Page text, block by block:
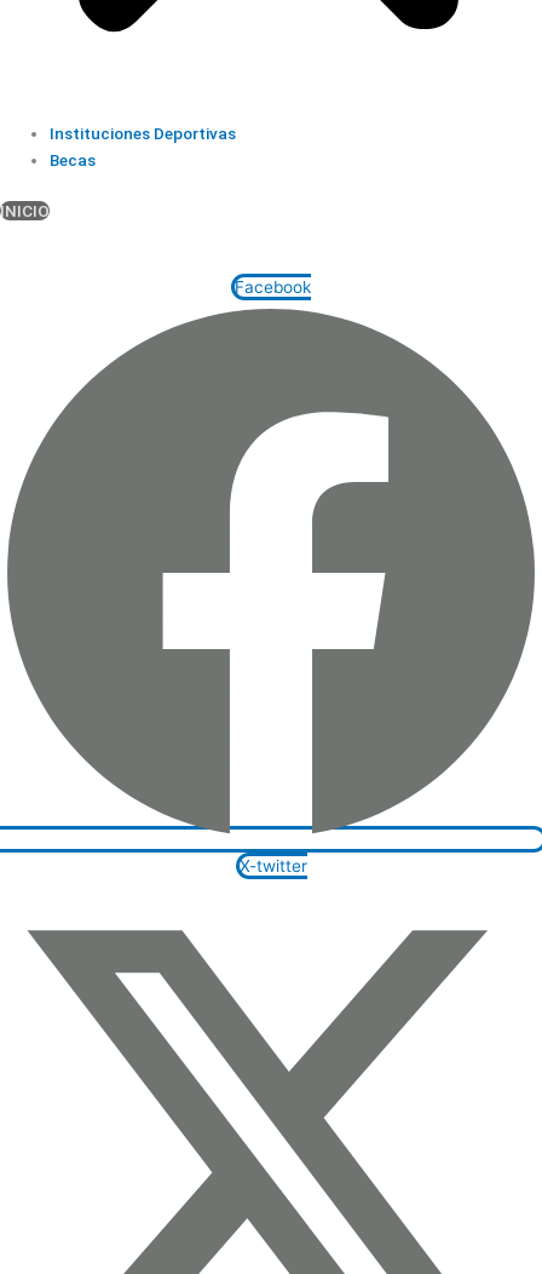
Instituciones Deportivas
Becas
INICIO
Facebook
X-twitter